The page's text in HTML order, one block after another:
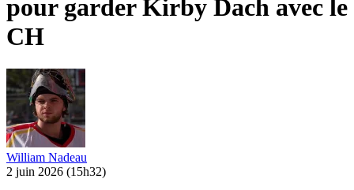
pour garder Kirby Dach avec le
CH
William Nadeau
2 juin 2026 (15h32)